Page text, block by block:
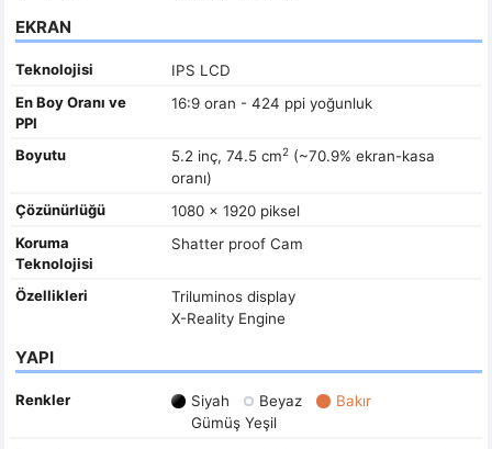
EKRAN
Teknolojisi
IPS LCD
En Boy Oranı ve
PPI
16:9 oran - 424 ppi yoğunluk
Boyutu 5.2 inç, 74.5 cm2(~70.9% ekran-kasa
oranı)
Çözünürlüğü
1080 x 1920 piksel
Koruma
Teknolojisi
Shatter proof Cam
Özellikleri
Triluminos display
X-Reality Engine
YAPI
Renkler Siyah Beyaz
Bakır
Gümüş Yeşil